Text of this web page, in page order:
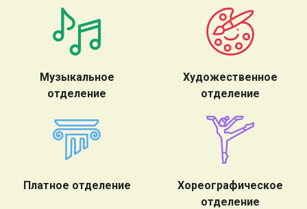
Музыкальное
отделение
Художественное
отделение
Платное отделение
Хореографическое
отделение